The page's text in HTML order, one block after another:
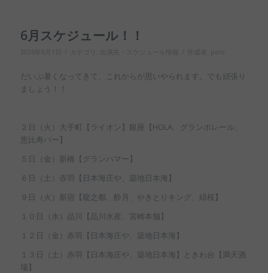
6月スケジュール！！
作成者:
だいぶ暑くなってきて、これからが思いやられます。でも頑張り
ましょう！！
２日（火）大手町【ライオン】銀座【HOLA、グランポレール、
恵比寿バー】
５日（金）新橋【グランハマー】
６日（土）赤羽【日本海庄や、築地日本海】
９日（火）新宿【龍之都、酔月、やきとりキング、緋桜】
１０日（水）品川【品川水産、宮崎本舗】
１２日（金）赤羽【日本海庄や、築地日本海】
１３日（土）赤羽【日本海庄や、築地日本海】ときわ台【満天酒
場】